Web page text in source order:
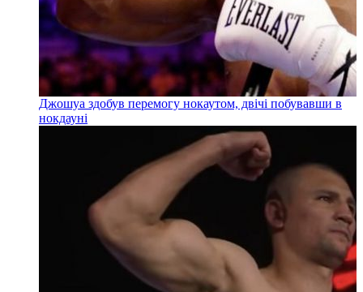
Джошуа здобув перемогу нокаутом, двічі побувавши в
нокдауні